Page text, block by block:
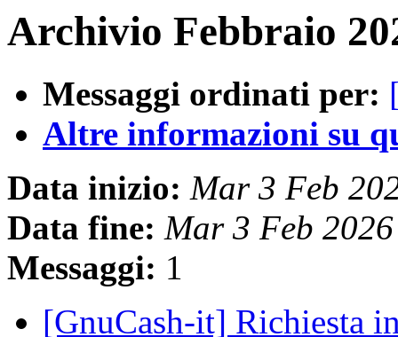
Archivio Febbraio
Messaggi ordinati per:
Altre informazioni su
Data inizio: Mar 3 Feb
Data fine: Mar 3 Feb
Messaggi: 1
[GnuCash-it] Richiesta